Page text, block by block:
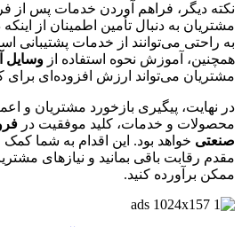
نکته دیگر، فراهم آوردن خدمات پس
مشتریان به دنبال تأمین اطمینان از
به راحتی می‌توانند از خدمات پشتیبانی
همچنین، آموزش نحوه استفاده از وسایل
مشتریان می‌تواند ارزش افزوده‌ای
در نهایت، پیگیری بازخورد مشتریان و
محصولات و خدمات، کلید موفقیت در
صنعتی خواهد بود. این اقدام به شما
مقدم رقابت باقی بمانید و نیازهای
ممکن برآورده کنید.